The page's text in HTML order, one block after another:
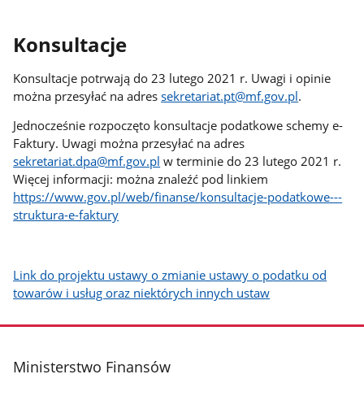
Konsultacje
Konsultacje potrwają do 23 lutego 2021 r. Uwagi i opinie
można przesyłać na adressekretariat.pt@mf.gov.pl.
Jednocześnie rozpoczęto konsultacje podatkowe schemy e-
Faktury. Uwagi można przesyłać na adres
sekretariat.dpa@mf.gov.pl w terminie do 23 lutego 2021 r.
Więcej informacji: można znaleźć pod linkiem
https://www.gov.pl/web/finanse/konsultacje-podatkowe---
struktura-e-faktury
Link do projektu ustawy o zmianie ustawy o podatku od
towarów i usług oraz niektórych innych ustaw
stopka
Ministerstwo Finansów